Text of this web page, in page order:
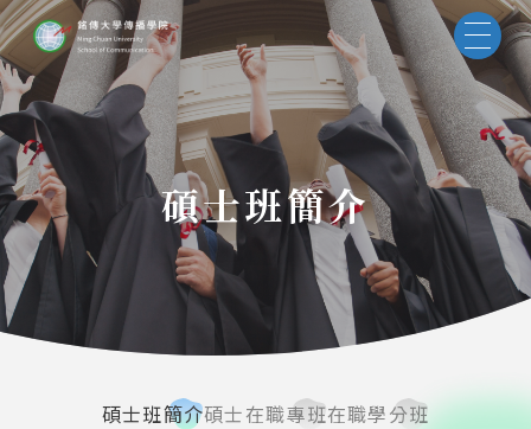
碩士班簡介
碩士班簡介碩士在職專班在職學分班